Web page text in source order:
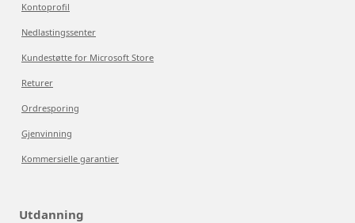
Kontoprofil
Nedlastingssenter
Kundestøtte for Microsoft Store
Returer
Ordresporing
Gjenvinning
Kommersielle garantier
Utdanning